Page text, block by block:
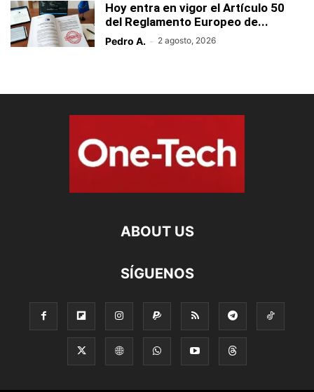
Hoy entra en vigor el Artículo 50
del Reglamento Europeo de...
Pedro A. - 2 agosto, 2026
ABOUT US
SÍGUENOS